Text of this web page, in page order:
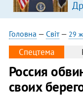
Головна — Світ— 29
Спецтема
Россия
своих